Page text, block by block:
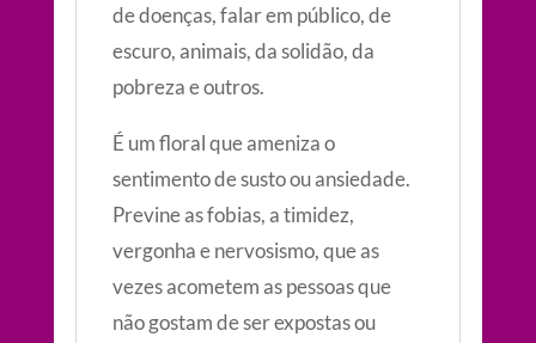
de doenças, falar em público, de
escuro, animais, da solidão, da
pobreza e outros.
É um floral que ameniza o
sentimento de susto ou ansiedade.
Previne as fobias, a timidez,
vergonha e nervosismo, que as
vezes acometem as pessoas que
não gostam de ser expostas ou